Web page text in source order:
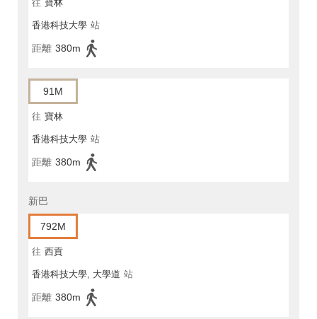
往 寶林
香港科技大學 站
距離 380m
91M
往 寶林
香港科技大學 站
距離 380m
新巴
792M
往 西貢
香港科技大學, 大學道 站
距離 380m